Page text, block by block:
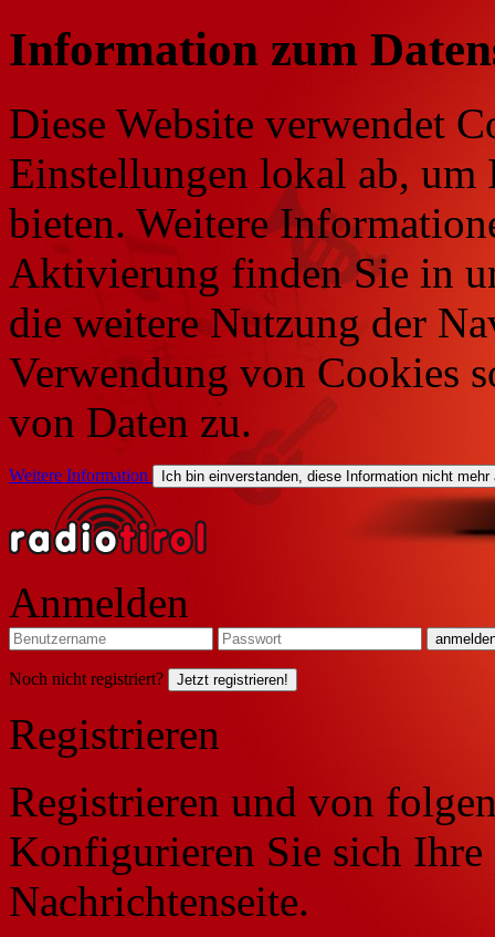
Information zum
Diese Website verwendet
Einstellungen lokal ab, um
bieten. Weitere
Aktivierung finden Sie in
die weitere Nutzung der
Verwendung von Cookies
von Daten zu.
Weitere Information Ich bin einverstanden, diese Information nicht mehr
Anmelden
Noch nicht registriert? Jetzt registrieren!
Registrieren
Registrieren und von
Konfigurieren Sie sich
Nachrichtenseite.